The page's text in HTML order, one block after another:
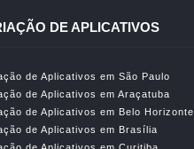
DE APLICATIVOS
de Aplicativos em São Paulo
de Aplicativos em Araçatuba
de Aplicativos em Belo Horizonte
de Aplicativos em Brasília